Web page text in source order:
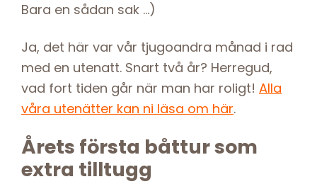
Bara en sådan sak …)
Ja, det här var vår tjugoandra månad i rad
med en utenatt. Snart två år? Herregud,
vad fort tiden går när man har roligt! Alla
våra utenätter kan ni läsa om här.
Årets första båttur som
extra tilltugg